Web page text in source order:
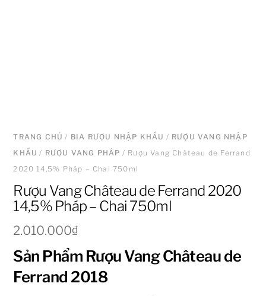
TRANG CHỦ / BIA RƯỢU NHẬP KHẨU / RƯỢU VANG NHẬP
KHẨU / RƯỢU VANG PHÁP / Rượu Vang Château de Ferrand
2020 14,5% Pháp – Chai 750ml
Rượu Vang Château de Ferrand 2020
14,5% Pháp – Chai 750ml
2.010.000₫
Sản Phẩm Rượu Vang Château de
Ferrand 2018